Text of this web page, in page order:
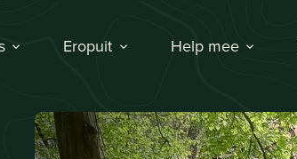
Eropuit Help mee